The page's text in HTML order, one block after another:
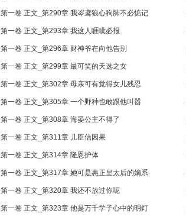
第一卷 正文_第290章 我岑鸢狼心狗肺不必惦记
第一卷 正文_第293章 我这人睚眦必报
第一卷 正文_第296章 财神爷在向他告别
第一卷 正文_第299章 最可笑的天选之女
第一卷 正文_第302章 母亲可有觉得女儿残忍
第一卷 正文_第305章 一个野种也敢跟他叫嚣
第一卷 正文_第308章 海晏公主不得了
第一卷 正文_第311章 儿臣信因果
第一卷 正文_第314章 隆恩护体
第一卷 正文_第317章 她可是惠正皇太后的嫡系
第一卷 正文_第320章 我还不放过你呢
第一卷 正文_第323章 他是万千学子心中的明灯